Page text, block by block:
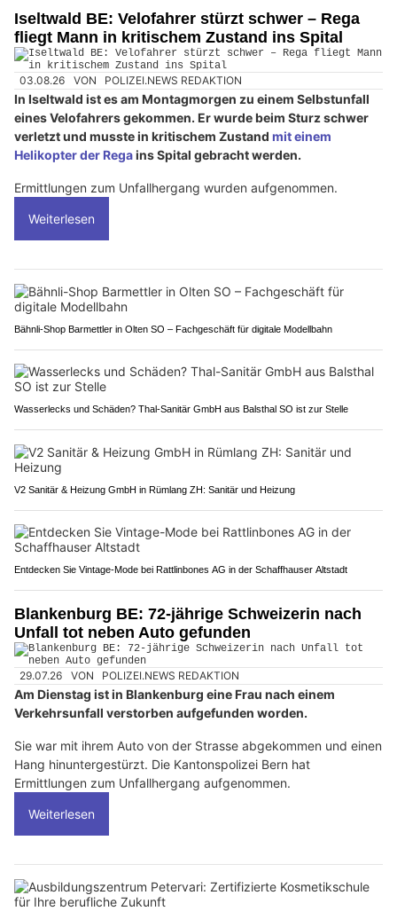
Iseltwald BE: Velofahrer stürzt schwer – Rega
fliegt Mann in kritischem Zustand ins Spital
03.08.26 VON POLIZEI.NEWS REDAKTION
In Iseltwald ist es am Montagmorgen zu einem Selbstunfall
eines Velofahrers gekommen. Er wurde beim Sturz schwer
verletzt und musste in kritischem Zustand mit einem
Helikopter der Regains Spital gebracht werden.
Ermittlungen zum Unfallhergang wurden aufgenommen.
Weiterlesen
Bähnli-Shop Barmettler in Olten SO – Fachgeschäft für digitale Modellbahn
Wasserlecks und Schäden? Thal-Sanitär GmbH aus Balsthal SO ist zur Stelle
V2 Sanitär & Heizung GmbH in Rümlang ZH: Sanitär und Heizung
Entdecken Sie Vintage-Mode bei Rattlinbones AG in der Schaffhauser Altstadt
Blankenburg BE: 72-jährige Schweizerin nach
Unfall tot neben Auto gefunden
29.07.26 VON POLIZEI.NEWS REDAKTION
Am Dienstag ist in Blankenburg eine Frau nach einem
Verkehrsunfall verstorben aufgefunden worden.
Sie war mit ihrem Auto von der Strasse abgekommen und einen
Hang hinuntergestürzt. Die Kantonspolizei Bern hat
Ermittlungen zum Unfallhergang aufgenommen.
Weiterlesen